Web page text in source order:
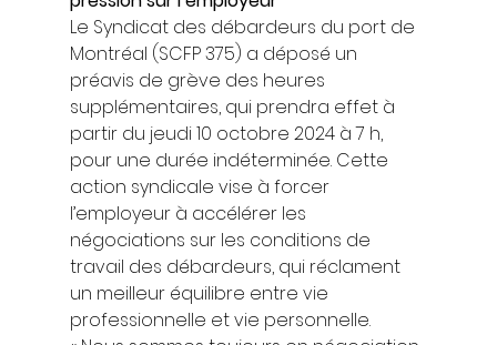
Le Syndicat des débardeurs du port de
Montréal (SCFP 375) a déposé un
préavis de grève des heures
supplémentaires, qui prendra effet à
partir du jeudi 10 octobre 2024 à 7 h,
pour une durée indéterminée. Cette
action syndicale vise à forcer
l’employeur à accélérer les
négociations sur les conditions de
travail des débardeurs, qui réclament
un meilleur équilibre entre vie
professionnelle et vie personnelle.